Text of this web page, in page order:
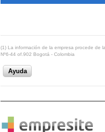
(1) La información de la empresa procede de
Nº6-44 of.902 Bogotá - Colombia
Ayuda